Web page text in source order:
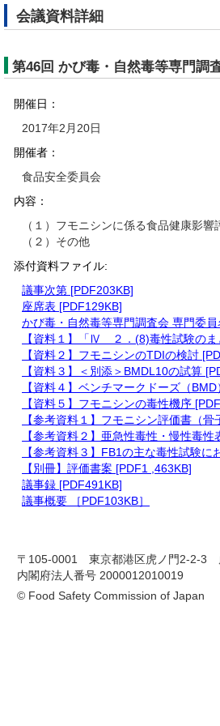
会議資料詳細
第46回 かび毒・自然毒等専門調
開催日：
2017年2月20日
開催者：
食品安全委員会
内容：
（１）フモニシンに係る食品健康影響
（２）その他
添付資料ファイル:
議事次第 [PDF203KB]
座席表 [PDF129KB]
かび毒・自然毒等専門調査会 専門委
【資料１】「Ⅳ ２．(8)毒性試験のま
【資料２】フモニシンのTDIの検討
【資料３】＜別添＞BMDL10の試算
【資料４】ベンチマークドーズ（
【資料５】フモニシンの毒性機序
【参考資料１】フモニシン評価書（
【参考資料２】亜急性毒性・慢性毒
【参考資料３】FB1の主な毒性試験
【別冊】評価書案 [PDF1 ,463KB]
議事録 [PDF491KB]
議事概要 ［PDF103KB］
〒105-0001 東京都港区虎ノ門2-2-3
内閣府法人番号 2000012010019
© Food Safety Commission of Japan